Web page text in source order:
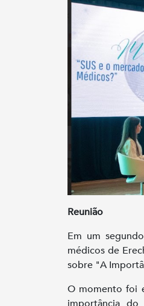
Reunião
Em um
médicos de
sobre "A
O momento foi